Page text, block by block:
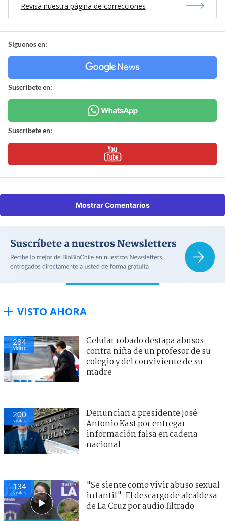
Revisa nuestra página de correcciones
Síguenos en:
Suscríbete en:
Suscríbete en:
Mostrar Comentarios
VISTO AHORA
284
visitas
Celular robado destapa abusos
contra niña de un profesor de su
colegio y del conviviente de su
madre
200
visitas
Denuncian a presidente José
Antonio Kast por entregar
información falsa en cadena
nacional
134
visitas
"Se siente como vivir abuso sexual
infantil": El descargo de alcaldesa
de La Cruz por audio filtrado